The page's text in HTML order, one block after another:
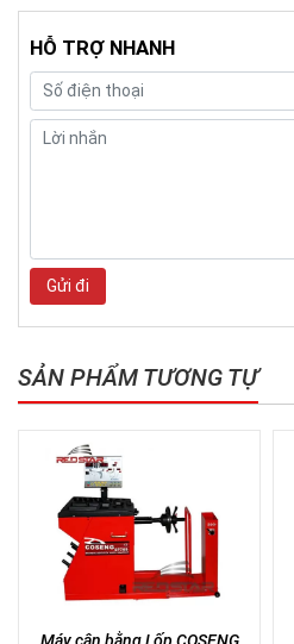
HỖ TRỢ NHANH
Gửi đi
SẢN PHẨM TƯƠNG TỰ